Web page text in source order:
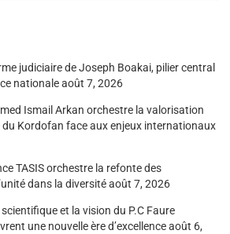
judiciaire de Joseph Boakai, pilier central
nationaleaoût 7, 2026
Ismail Arkan orchestre la valorisation
du Kordofan face aux enjeux internationaux
TASIS orchestre la refonte des
dans la diversitéaoût 7, 2026
scientifique et la vision du P.C Faure
une nouvelle ère d’excellenceaoût 6,